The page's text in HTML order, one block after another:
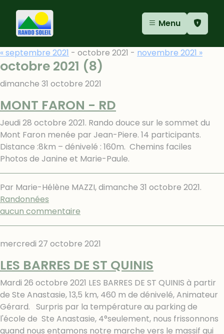
Menu
« septembre 2021 - octobre 2021 - novembre 2021 »
octobre 2021 (8)
dimanche 31 octobre 2021
MONT FARON - RD
Jeudi 28 octobre 2021. Rando douce sur le sommet du
Mont Faron menée par Jean-Piere. 14 participants.
Distance :8km – dénivelé : 160m. Chemins faciles
Photos de Janine et Marie-Paule.
Par Marie-Hélène MAZZI,dimanche 31 octobre 2021.
Randonnées
aucun commentaire
mercredi 27 octobre 2021
LES BARRES DE ST QUINIS
Mardi 26 octobre 2021 LES BARRES DE ST QUINIS à partir
de Ste Anastasie, 13,5 km, 460 m de dénivelé, Animateur
Gérard. Surpris par la température au parking de
l'école de Ste Anastasie, 4°seulement, nous frissonnons
quand nous entamons notre marche vers le massif qui